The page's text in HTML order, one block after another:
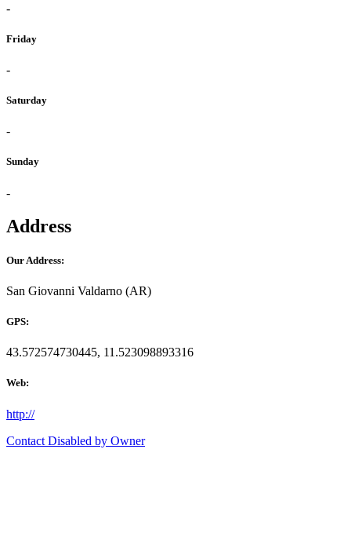
-
Friday
-
Saturday
-
Sunday
-
Address
Our Address:
San Giovanni Valdarno (AR)
GPS:
43.572574730445, 11.523098893316
Web:
http://
Contact Disabled by Owner